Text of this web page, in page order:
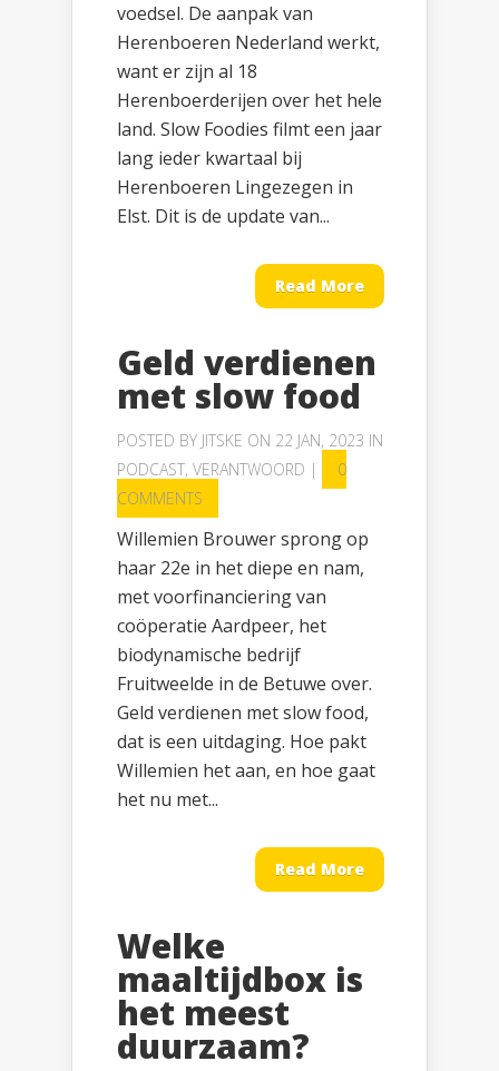
voedsel. De aanpak van
Herenboeren Nederland werkt,
want er zijn al 18
Herenboerderijen over het hele
land. Slow Foodies filmt een jaar
lang ieder kwartaal bij
Herenboeren Lingezegen in
Elst. Dit is de update van...
Read More
Geld verdienen
met slow food
POSTED BY JITSKE ON 22 JAN, 2023 IN
PODCAST, VERANTWOORD |
0
COMMENTS
Willemien Brouwer sprong op
haar 22e in het diepe en nam,
met voorfinanciering van
coöperatie Aardpeer, het
biodynamische bedrijf
Fruitweelde in de Betuwe over.
Geld verdienen met slow food,
dat is een uitdaging. Hoe pakt
Willemien het aan, en hoe gaat
het nu met...
Read More
Welke
maaltijdbox is
het meest
duurzaam?